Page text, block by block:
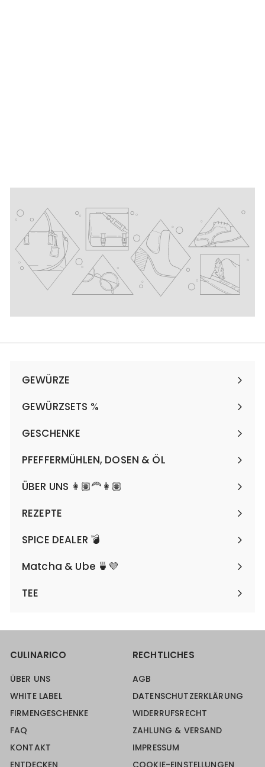
0
GEWÜRZE
Menü
maximieren
GEWÜRZSETS %
Menü
maximieren
GESCHENKE
Menü
maximieren
PFEFFERMÜHLEN, DOSEN & ÖL
Menü
maximieren
ÜBER UNS 👩🏽‍🦰👩🏽
REZEPTE
SPICE DEALER 💣
Matcha & Ube 🍵💜
TEE
CULINARICO
ÜBER UNS
WHITE LABEL
FIRMENGESCHENKE
FAQ
KONTAKT
ENTDECKEN
RECHTLICHES
AGB
DATENSCHUTZERKLÄRUNG
WIDERRUFSRECHT
ZAHLUNG & VERSAND
IMPRESSUM
COOKIE-EINSTELLUNGEN